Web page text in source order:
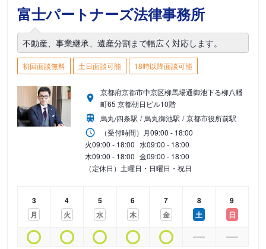
富士パートナーズ法律事務所
不動産、事業継承、遺産分割まで幅広く対応します。
初回面談無料 土日面談可能 18時以降面談可能
京都府京都市中京区柳馬場通御池下る柳八幡
町65 京都朝日ビル10階
烏丸/四条駅
烏丸御池駅
京都市役所前駅
（受付時間） 月09:00 - 18:00
火09:00 - 18:00 水09:00 - 18:00
木09:00 - 18:00 金09:00 - 18:00
（定休日）土曜日・日曜日・祝日
3
月
4
火
5
水
6
木
7
金
8
土
9
日